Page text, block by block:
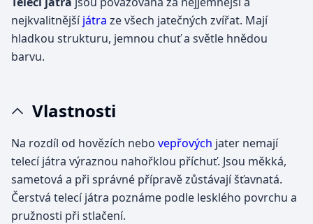
nejkvalitnějšíjátra ze všech jatečných zvířat. Mají
hladkou strukturu, jemnou chuť a světle hnědou
barvu.
Vlastnosti
Na rozdíl od hovězích nebo vepřových jater nemají
telecí játra výraznou nahořklou příchuť. Jsou měkká,
sametová a při správné přípravě zůstávají šťavnatá.
Čerstvá telecí játra poznáme podle lesklého povrchu a
pružnosti při stlačení.